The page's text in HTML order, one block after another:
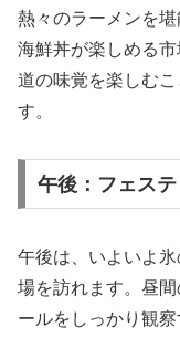
熱々のラーメンを堪
海鮮丼が楽しめる
道の味覚を楽しむ
す。
午後：フェス
午後は、いよいよ
場を訪れます。昼
ールをしっかり観